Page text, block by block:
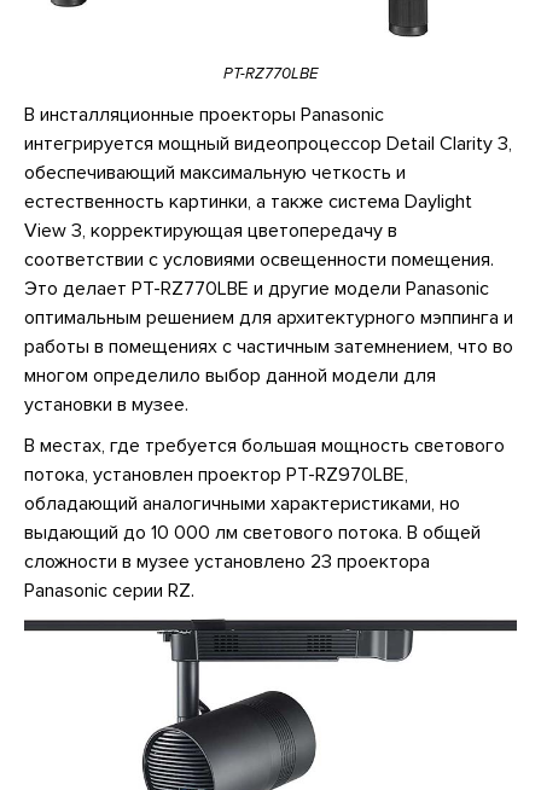
PT-RZ770LBE
В инсталляционные проекторы Panasonic
интегрируется мощный видеопроцессор Detail Clarity 3,
обеспечивающий максимальную четкость и
естественность картинки, а также система Daylight
View 3, корректирующая цветопередачу в
соответствии с условиями освещенности помещения.
Это делает PT-RZ770LBE и другие модели Panasonic
оптимальным решением для архитектурного мэппинга и
работы в помещениях с частичным затемнением, что во
многом определило выбор данной модели для
установки в музее.
В местах, где требуется большая мощность светового
потока, установлен проектор PT-RZ970LBE,
обладающий аналогичными характеристиками, но
выдающий до 10 000 лм светового потока. В общей
сложности в музее установлено 23 проектора
Panasonic серии RZ.